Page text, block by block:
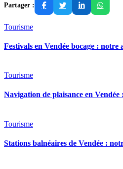
Partager :
Tourisme
Festivals en Vendée bocage : notre
Tourisme
Navigation de plaisance en
Tourisme
Stations balnéaires de Vendée :